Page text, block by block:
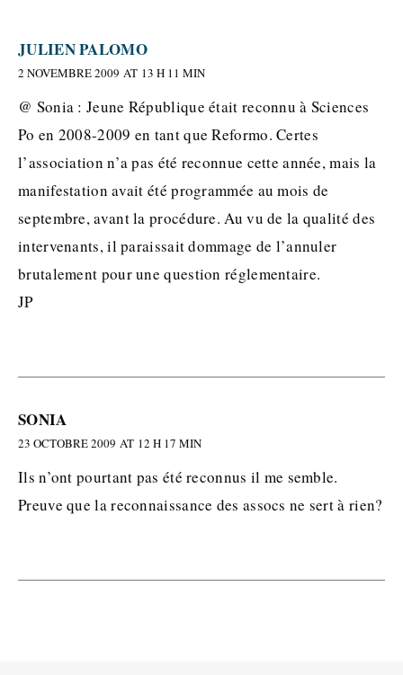
JULIEN PALOMO
2 NOVEMBRE 2009 AT 13 H 11 MIN
@ Sonia : Jeune République était reconnu à Sciences
Po en 2008-2009 en tant que Reformo. Certes
l’association n’a pas été reconnue cette année, mais la
manifestation avait été programmée au mois de
septembre, avant la procédure. Au vu de la qualité des
intervenants, il paraissait dommage de l’annuler
brutalement pour une question réglementaire.
JP
SONIA
23 OCTOBRE 2009 AT 12 H 17 MIN
Ils n’ont pourtant pas été reconnus il me semble.
Preuve que la reconnaissance des assocs ne sert à rien?